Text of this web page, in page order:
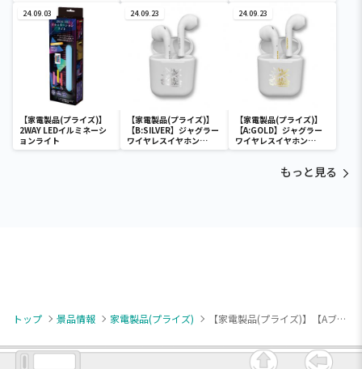
24.09.03
【家電製品(プライズ)】
2WAY LEDイルミネーシ
ョンライト
24.09.23
【家電製品(プライズ)】
【B:SILVER】ジャグラー
ワイヤレスイヤホン
2(GOLD&SILVER)
24.09.23
【家電製品(プライズ)】
【A:GOLD】ジャグラー
ワイヤレスイヤホン
2(GOLD&SILVER)
もっと見る
トップ 景品情報 家電製品(プライズ) 【家電製品(プライズ)】【Aブラック】イルミネーション ディスプレイスピーカー